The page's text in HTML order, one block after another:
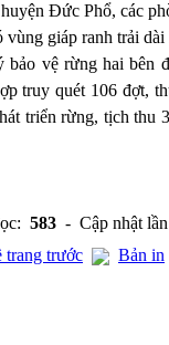
Đức Phổ, các
giáp ranh trải
vệ rừng hai bên
truy quét 106 đợt,
triển rừng, tịch thu
583 - Cập nhật
trang trước
Bản in